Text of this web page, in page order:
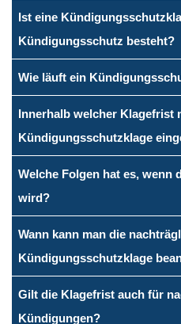
Ist eine
Kündigungsschutz besteht?
Wie läuft ein
Innerhalb welcher Klagefrist
Kündigungsschutzklage
Welche Folgen hat es, wenn
wird?
Wann kann man die
Kündigungsschutzklage
Gilt die Klagefrist auch für
Kündigungen?